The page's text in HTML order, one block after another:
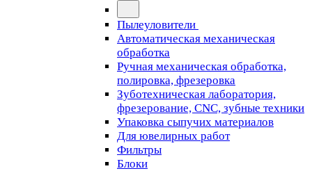
Пылеуловители
Автоматическая механическая
обработка
Ручная механическая обработка,
полировка, фрезеровка
Зуботехническая лаборатория,
фрезерование, CNC, зубные техники
Упаковка сыпучих материалов
Для ювелирных работ
Фильтры
Блоки